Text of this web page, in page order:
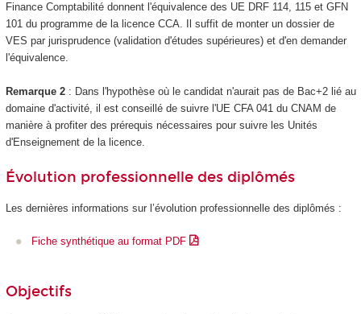
Finance Comptabilité donnent l'équivalence des UE DRF 114, 115 et GFN
101 du programme de la licence CCA. Il suffit de monter un dossier de
VES par jurisprudence (validation d'études supérieures) et d'en demander
l'équivalence.
Remarque 2: Dans l'hypothèse où le candidat n'aurait pas de Bac+2 lié au
domaine d'activité, il est conseillé de suivre l'UE CFA 041 du CNAM de
manière à profiter des prérequis nécessaires pour suivre les Unités
d'Enseignementde la licence.
Évolution professionnelle des diplômés
Les dernières informations sur l’évolution professionnelle des diplômés :
Fiche synthétique au format PDF
Objectifs